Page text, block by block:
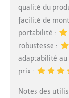
qualité du
facilité de
portabilité :
robustesse :
adaptabilité
prix :
Notes des